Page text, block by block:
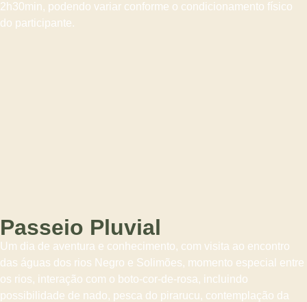
2h30min, podendo variar conforme o condicionamento físico
do participante.
Passeio Pluvial
Um dia de aventura e conhecimento, com visita ao encontro
das águas dos rios Negro e Solimões, momento especial entre
os rios, interação com o boto-cor-de-rosa, incluindo
possibilidade de nado, pesca do pirarucu, contemplação da